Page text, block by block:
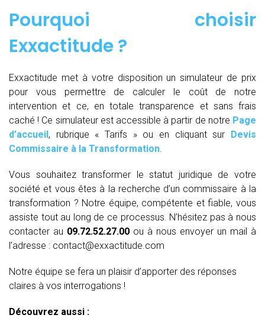
Pourquoi choisir
Exxactitude ?
Exxactitude met à votre disposition un simulateur de prix
pour vous permettre de calculer le coût de notre
intervention et ce, en totale transparence et sans frais
caché ! Ce simulateur est accessible à partir de notre Page
d’accueil, rubrique « Tarifs » ou en cliquant sur Devis
Commissaire à la Transformation.
Vous souhaitez transformer le statut juridique de votre
société et vous êtes à la recherche d’un commissaire à la
transformation ? Notre équipe, compétente et fiable, vous
assiste tout au long de ce processus. N’hésitez pas à nous
contacter au 09.72.52.27.00 ou à nous envoyer un mail à
l’adresse : contact@exxactitude.com
Notre équipe se fera un plaisir d’apporter des réponses
claires à vos interrogations !
Découvrez aussi :